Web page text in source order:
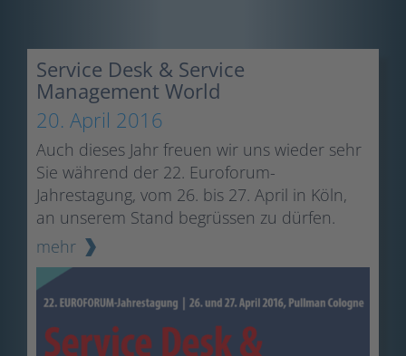
Service Desk & Service
Management World
20. April 2016
Auch dieses Jahr freuen wir uns wieder sehr
Sie während der 22. Euroforum-
Jahrestagung, vom 26. bis 27. April in Köln,
an unserem Stand begrüssen zu dürfen.
mehr